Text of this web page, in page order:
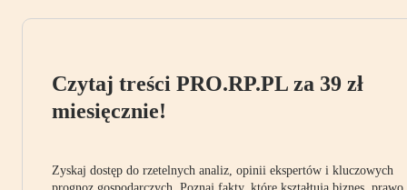
Czytaj treści PRO.RP.PL za 39 zł
miesięcznie!
Zyskaj dostęp do rzetelnych analiz, opinii ekspertów i kluczowych